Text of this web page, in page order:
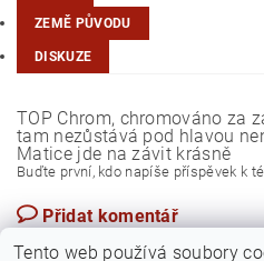
ZEMĚ PŮVODU
DISKUZE
TOP Chrom, chromováno za
tam nezůstává pod hlavou
Matice jde na závit krásně
Buďte první, kdo napíše příspěvek k
Přidat komentář
Tento web používá soubory